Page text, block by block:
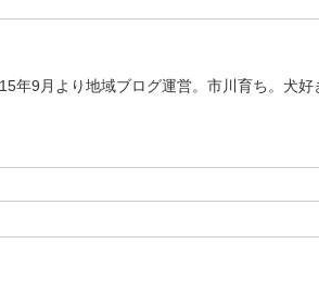
年9月より地域ブログ運営。市川育ち。犬好